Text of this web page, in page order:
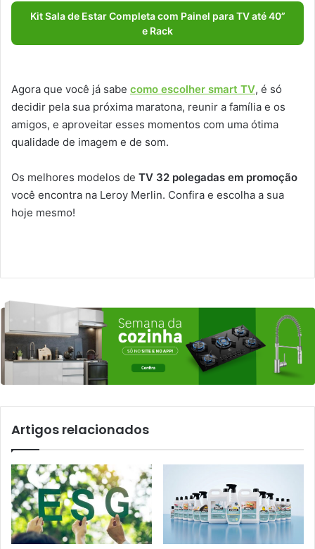
Kit Sala de Estar Completa com Painel para TV até 40”
e Rack
Agora que você já sabe como escolher smart TV, é só
decidir pela sua próxima maratona, reunir a família e os
amigos, e aproveitar esses momentos com uma ótima
qualidade de imagem e de som.
Os melhores modelos de TV 32 polegadas em promoção
você encontra na Leroy Merlin. Confira e escolha a sua
hoje mesmo!
Artigos relacionados